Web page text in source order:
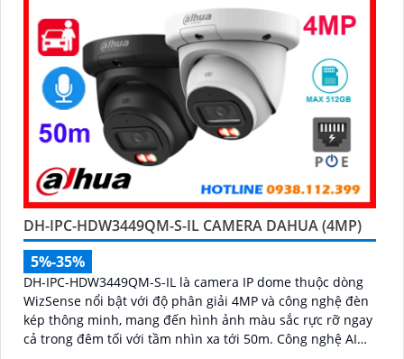
DH-IPC-HDW3449QM-S-IL CAMERA DAHUA (4MP)
5%-35%
DH-IPC-HDW3449QM-S-IL là camera IP dome thuộc dòng
WizSense nổi bật với độ phân giải 4MP và công nghệ đèn
kép thông minh, mang đến hình ảnh màu sắc rực rỡ ngay
cả trong đêm tối với tầm nhìn xa tới 50m. Công nghệ AI